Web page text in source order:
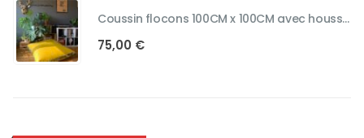
48,00 €
à
Coussin flocons 100CM x 100CM avec housses
75,00 €